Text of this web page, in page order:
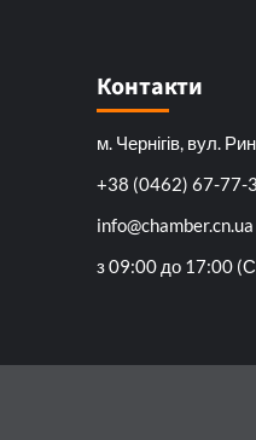
Контакти
м. Чернігів, вул.
+38 (0462) 67-77-
info@chamber.cn.ua
з 09:00 до 17:00